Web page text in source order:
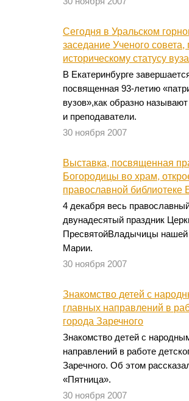
Сегодня в Уральском
заседание Ученого
историческому статусу вуза
В Екатеринбурге
посвященная 93-летию
вузов»,как образно
и преподаватели.
30 ноября 2007
Выставка, посвященная
Богородицы во храм,
православной библиотеке
4 декабря весь
двунадесятый праздник
ПресвятойВладычицы
Марии.
30 ноября 2007
Знакомство детей с
главных направлений в
города Заречного
Знакомство детей с
направлений в работе
Заречного. Об этом
«Пятница».
30 ноября 2007